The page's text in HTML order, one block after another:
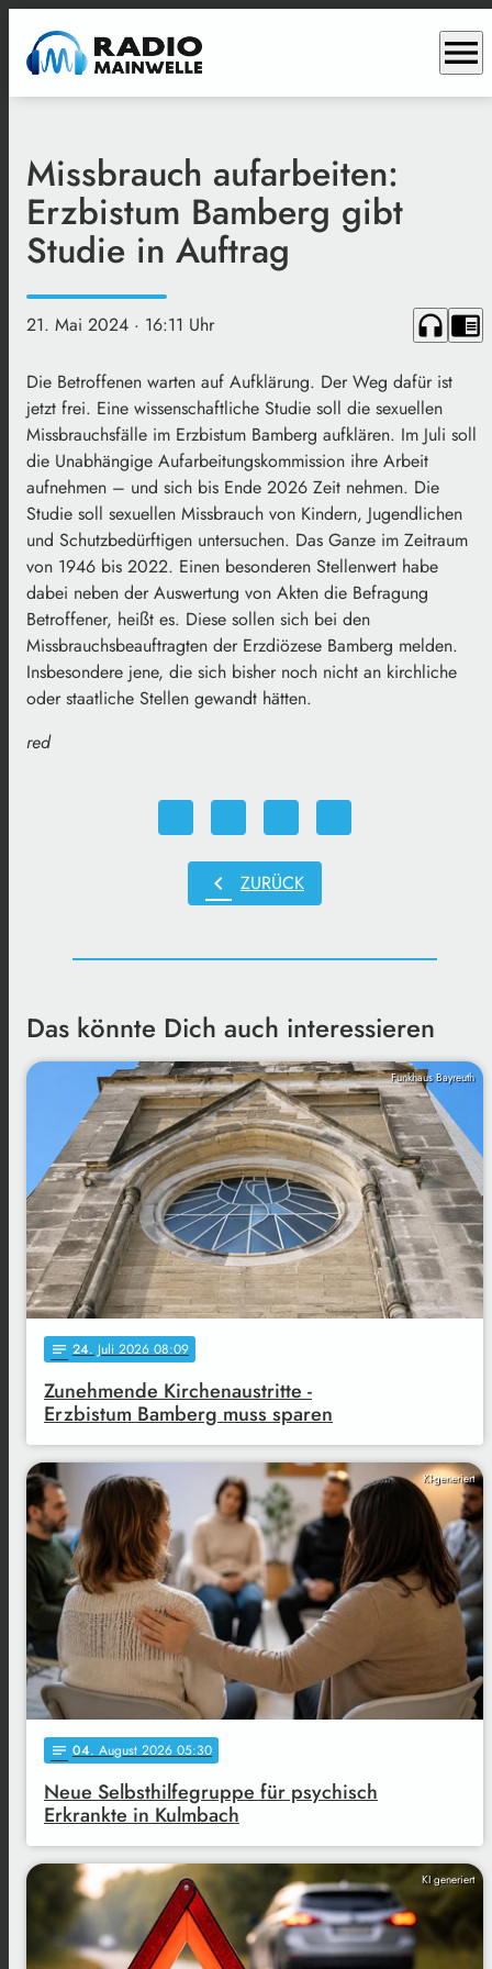
menu
Missbrauch aufarbeiten:
Erzbistum Bamberg gibt
Studie in Auftrag
21. Mai 2024 · 16:11 Uhr headphones chrome_reader_mode
Die Betroffenen warten auf Aufklärung. Der Weg dafür ist
jetzt frei. Eine wissenschaftliche Studie soll die sexuellen
Missbrauchsfälle im Erzbistum Bamberg aufklären. Im Juli soll
die Unabhängige Aufarbeitungskommission ihre Arbeit
aufnehmen – und sich bis Ende 2026 Zeit nehmen. Die
Studie soll sexuellen Missbrauch von Kindern, Jugendlichen
und Schutzbedürftigen untersuchen. Das Ganze im Zeitraum
von 1946 bis 2022. Einen besonderen Stellenwert habe
dabei neben der Auswertung von Akten die Befragung
Betroffener, heißt es. Diese sollen sich bei den
Missbrauchsbeauftragten der Erzdiözese Bamberg melden.
Insbesondere jene, die sich bisher noch nicht an kirchliche
oder staatliche Stellen gewandt hätten.
red
chevron_left ZURÜCK
Das könnte Dich auch interessieren
Funkhaus Bayreuth
notes 24. Juli 2026 08:09
Zunehmende Kirchenaustritte -
Erzbistum Bamberg muss sparen
KI-generiert
notes 04. August 2026 05:30
Neue Selbsthilfegruppe für psychisch
Erkrankte in Kulmbach
KI generiert